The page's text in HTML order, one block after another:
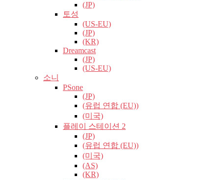
(JP)
토성
(US-EU)
(JP)
(KR)
Dreamcast
(JP)
(US-EU)
소니
PSone
(JP)
(유럽​​ 연합 (EU))
(미국)
플레이 스테이션 2
(JP)
(유럽​​ 연합 (EU))
(미국)
(AS)
(KR)